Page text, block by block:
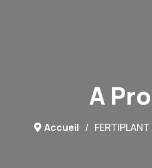
A
Accueil FERTIPLANT